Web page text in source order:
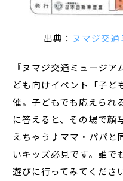
出典： ヌマジ交
『ヌマジ交通ミュージ
ども向けイベント「子ど
催。子どもでも応えられ
に答えると、その場で顔
えちゃう♪ママ・パパと
いキッズ必見です。誰で
遊びに行ってみてくださ